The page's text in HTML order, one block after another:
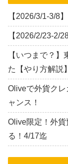
【2026/3/1-3/8
【2026/2/23-2/
【いつまで？
た【やり方解説】
Oliveで外貨ク
ャンス！
Olive限定！外貨
る！4/17迄